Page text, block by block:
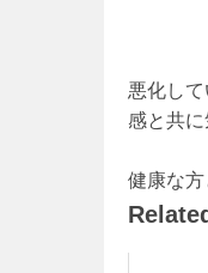
悪化し
感と共に
健康な